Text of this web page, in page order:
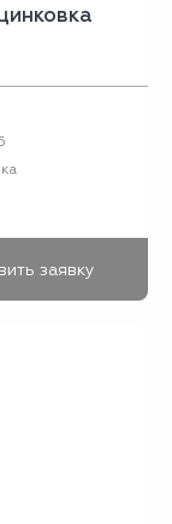
заявку